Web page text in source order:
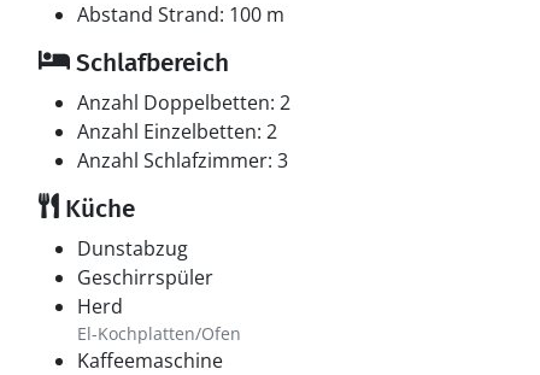
Abstand Strand: 100 m
Schlafbereich
Anzahl Doppelbetten: 2
Anzahl Einzelbetten: 2
Anzahl Schlafzimmer: 3
Küche
Dunstabzug
Geschirrspüler
Herd
El-Kochplatten/Ofen
Kaffeemaschine